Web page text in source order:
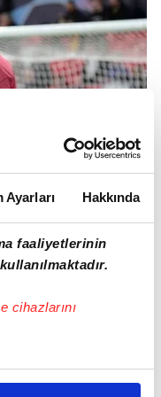
Ayarları Hakkında
faaliyetlerinin
cihazlarını
özel
forma şansı
takımdan